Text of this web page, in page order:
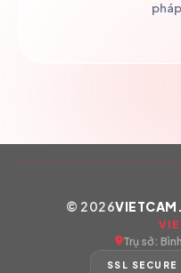
© 2026
Trụ sở:
SSL SECURE